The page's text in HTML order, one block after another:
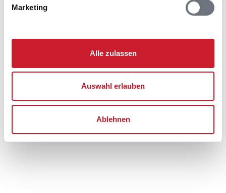
Marketing
Alle zulassen
Auswahl erlauben
Ablehnen
Blåvand